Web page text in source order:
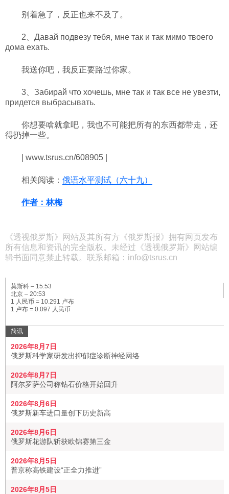
别着急了，反正也来不及了。
2、 Давай подвезу тебя, мне так и так мимо твоего
дома ехать.
我送你吧，我反正要路过你家。
3、 Забирай что хочешь, мне так и так все не увезти,
придется выбрасывать.
你想要啥就拿吧，我也不可能把所有的东西都带走，还
得扔掉一些。
| www.tsrus.cn/608905 |
相关阅读： 俄语水平测试（六十九）
作者：林梅
《透视俄罗斯》网站及其所有方《俄罗斯报》拥有网页发布
所有信息和资讯的完全版权。未经过《透视俄罗斯》网站编
辑书面同意禁止转载。联系邮箱：info@tsrus.cn
莫斯科 – 15:53
北京 – 20:53
1 人民币 = 10.291 卢布
1 卢布 = 0.097 人民币
简讯
2026年8月7日
俄罗斯科学家研发出抑郁症诊断神经网络
2026年8月7日
阿尔罗萨公司称钻石价格开始回升
2026年8月6日
俄罗斯新车进口量创下历史新高
2026年8月6日
俄罗斯花游队斩获欧锦赛第三金
2026年8月5日
普京称高铁建设“正全力推进”
2026年8月5日